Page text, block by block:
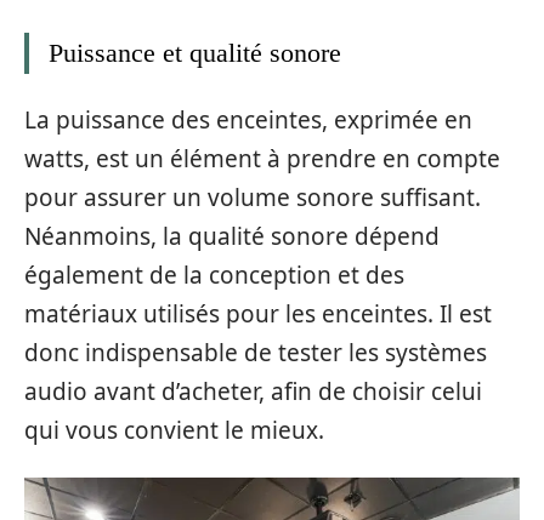
Puissance et qualité sonore
La puissance des enceintes, exprimée en
watts, est un élément à prendre en compte
pour assurer un volume sonore suffisant.
Néanmoins, la qualité sonore dépend
également de la conception et des
matériaux utilisés pour les enceintes. Il est
donc indispensable de tester les systèmes
audio avant d’acheter, afin de choisir celui
qui vous convient le mieux.